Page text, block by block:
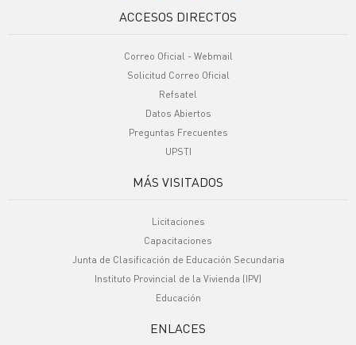
ACCESOS DIRECTOS
Correo Oficial - Webmail
Solicitud Correo Oficial
Refsatel
Datos Abiertos
Preguntas Frecuentes
UPSTI
MÁS VISITADOS
Licitaciones
Capacitaciones
Junta de Clasificación de Educación Secundaria
Instituto Provincial de la Vivienda (IPV)
Educación
ENLACES